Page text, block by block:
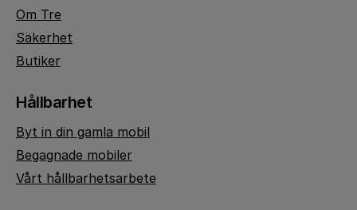
Om Tre
Säkerhet
Butiker
Hållbarhet
Byt in din gamla mobil
Begagnade mobiler
Vårt hållbarhetsarbete